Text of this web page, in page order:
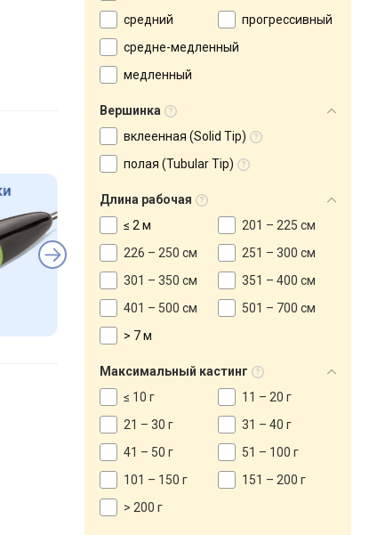
средний
прогрессивный
средне-медленный
медленный
Вершинка
вклеенная (Solid Tip)
полая (Tubular Tip)
Длина рабочая
≤ 2 м
201 – 225 см
226 – 250 см
251 – 300 см
301 – 350 см
351 – 400 см
401 – 500 см
501 – 700 см
> 7 м
Максимальный кастинг
≤ 10 г
11 – 20 г
21 – 30 г
31 – 40 г
41 – 50 г
51 – 100 г
101 – 150 г
151 – 200 г
> 200 г